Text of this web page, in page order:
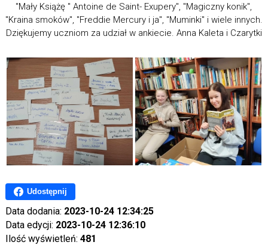
"Mały Książę " Antoine de Saint- Exupery", "Magiczny konik",
"Kraina smoków", "Freddie Mercury i ja", "Muminki" i wiele innych.
Dziękujemy uczniom za udział w ankiecie. Anna Kaleta i Czarytki
Udostępnij
Data dodania: 2023-10-24 12:34:25
Data edycji: 2023-10-24 12:36:10
Ilość wyświetleń: 481